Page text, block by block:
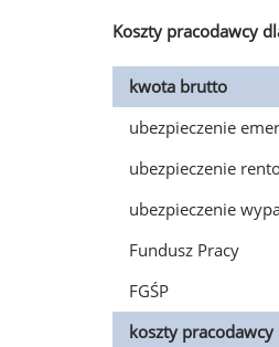
Koszty pracodawcy
kwota brutto
ubezpieczenie
ubezpieczenie
ubezpieczenie
Fundusz Pracy
FGŚP
koszty pracodawcy